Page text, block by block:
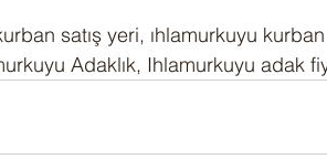
satış yeri, ıhlamurkuyu
Adaklık, Ihlamurkuyu adak